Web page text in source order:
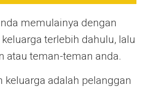
memulainya dengan
terlebih dahulu, lalu
atau teman-teman anda.
keluarga adalah pelanggan